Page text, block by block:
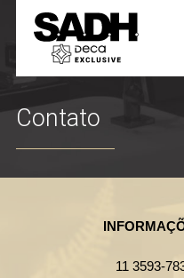
Contato
11 3593-